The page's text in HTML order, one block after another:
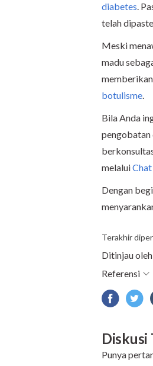
diabetes.
telah
Meski
madu
botulisme.
Bila Anda
pengobatan
melalui
Dengan
Terakhir